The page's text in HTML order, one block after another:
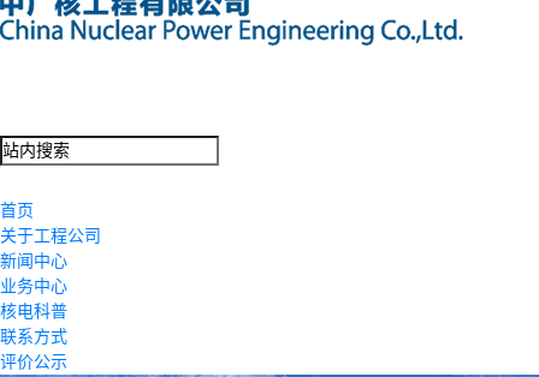
首页
关于工程公司
新闻中心
业务中心
核电科普
联系方式
评价公示